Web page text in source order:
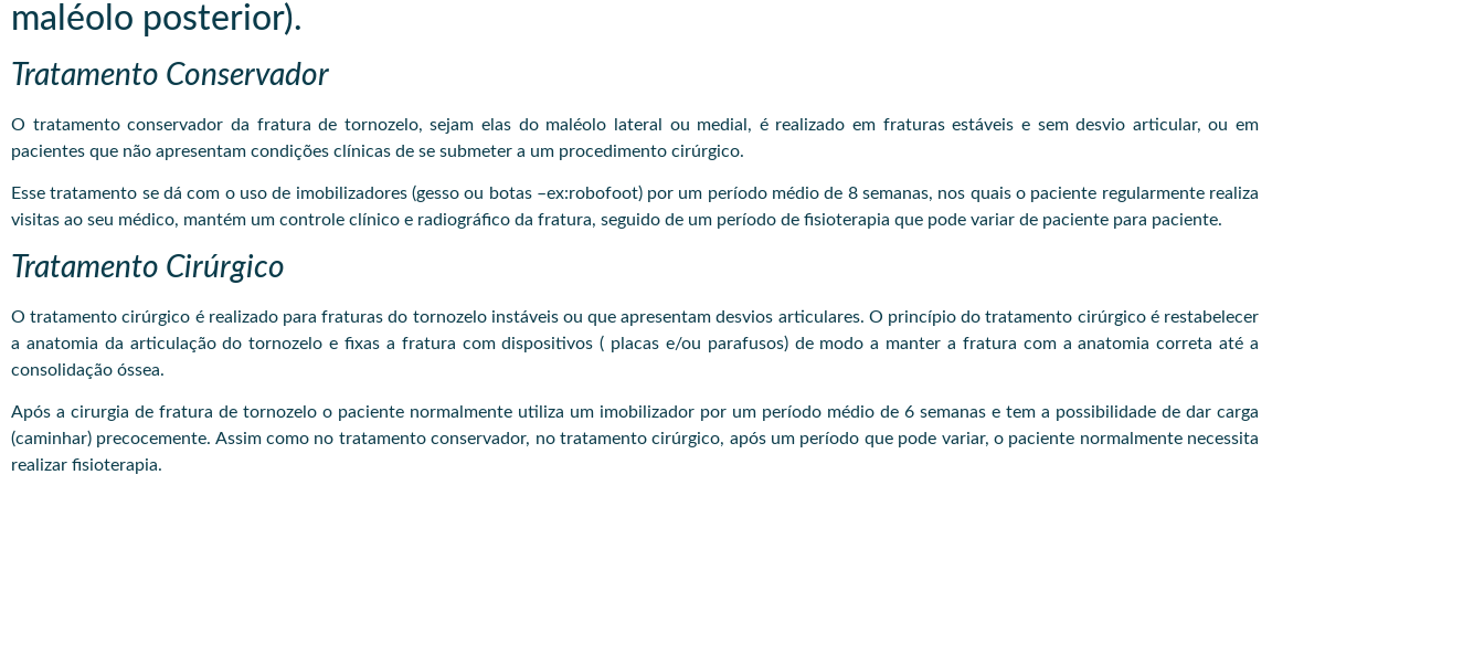
maléolo posterior).
Tratamento Conservador
O tratamento conservador da fratura de tornozelo, sejam elas do maléolo lateral ou medial, é realizado em fraturas estáveis e sem desvio articular, ou em
pacientes que não apresentam condições clínicas de se submeter a um procedimento cirúrgico.
Esse tratamento se dá com o uso de imobilizadores (gesso ou botas –ex:robofoot) por um período médio de 8 semanas, nos quais o paciente regularmente realiza
visitas ao seu médico, mantém um controle clínico e radiográfico da fratura, seguido de um período de fisioterapia que pode variar de paciente para paciente.
Tratamento Cirúrgico
O tratamento cirúrgico é realizado para fraturas do tornozelo instáveis ou que apresentam desvios articulares. O princípio do tratamento cirúrgico é restabelecer
a anatomia da articulação do tornozelo e fixas a fratura com dispositivos ( placas e/ou parafusos) de modo a manter a fratura com a anatomia correta até a
consolidação óssea.
Após a cirurgia de fratura de tornozelo o paciente normalmente utiliza um imobilizador por um período médio de 6 semanas e tem a possibilidade de dar carga
(caminhar) precocemente. Assim como no tratamento conservador, no tratamento cirúrgico, após um período que pode variar, o paciente normalmente necessita
realizar fisioterapia.